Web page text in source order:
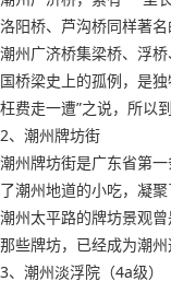
洛阳桥、芦沟桥同样著
潮州广济桥集梁桥、浮
国桥梁史上的孤例，是
枉费走一遭”之说，所以
2、潮州牌坊街
潮州牌坊街是广东省第
了潮州地道的小吃，凝
潮州太平路的牌坊景观
那些牌坊，已经成为潮州
3、潮州淡浮院（4a级）